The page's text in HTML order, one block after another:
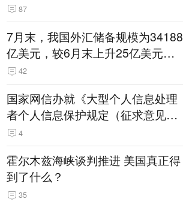
87
7月末，我国外汇储备规模为34188
亿美元，较6月末上升25亿美元，
升幅为0.07%
42
国家网信办就《大型个人信息处理
者个人信息保护规定（征求意见
稿）》公开征求意见
4
霍尔木兹海峡谈判推进 美国真正得
到了什么？
35